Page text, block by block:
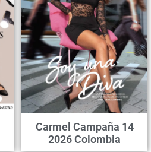
Carmel Campaña 14
2026 Colombia